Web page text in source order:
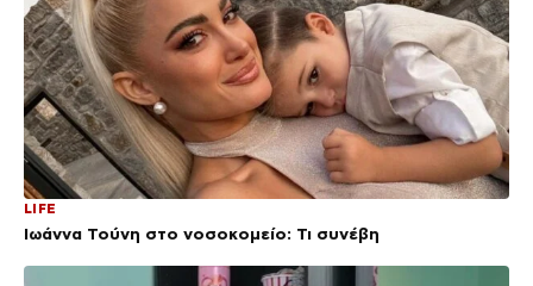
LIFE
Ιωάννα Τούνη στο νοσοκομείο: Τι συνέβη